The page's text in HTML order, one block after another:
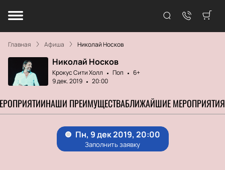
Главная Афиша Николай Носков
Николай Носков
Крокус Сити Холл Поп
6+
9 дек. 2019
20:00
НАШИ ПРЕИМУЩЕСТВАБЛИЖАЙШИЕ МЕРОПРИЯТИЯ